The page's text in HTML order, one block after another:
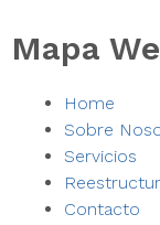
Mapa
Home
Sobre
Servicios
Contacto